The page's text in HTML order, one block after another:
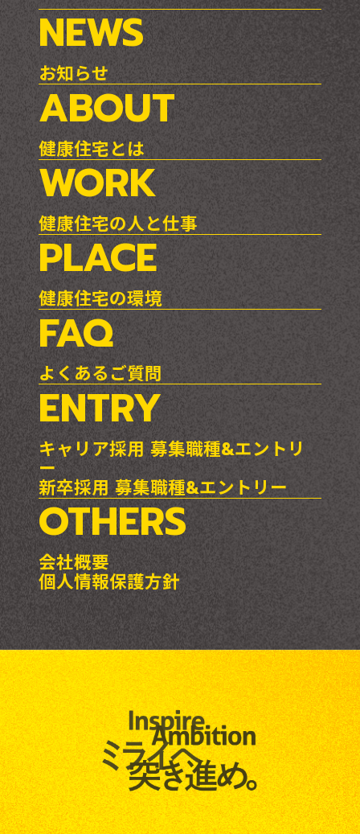
力を駆使し、理想の住ま
いを実現、お客様の暮ら
しを豊かにする住空間づ
くりをトータルにサポー
トします。
との調整力や現場状況を
NEWS
お知らせ
ABOUT
健康住宅とは
WORK
健康住宅の人と仕事
PLACE
健康住宅の環境
FAQ
よくあるご質問
ENTRY
キャリア採用 募集職種&エントリ
ー
新卒採用 募集職種&エントリー
OTHERS
会社概要
個人情報保護方針